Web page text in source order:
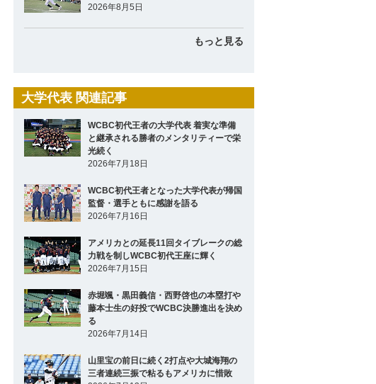
2026年8月5日
もっと見る
大学代表 関連記事
WCBC初代王者の大学代表 着実な準備
と継承される勝者のメンタリティーで栄
光続く
2026年7月18日
WCBC初代王者となった大学代表が帰国
監督・選手ともに感謝を語る
2026年7月16日
アメリカとの延長11回タイブレークの総
力戦を制しWCBC初代王座に輝く
2026年7月15日
赤堀颯・黒田義信・西野啓也の本塁打や
藤本士生の好投でWCBC決勝進出を決め
る
2026年7月14日
山里宝の前日に続く2打点や大城海翔の
三者連続三振で粘るもアメリカに惜敗